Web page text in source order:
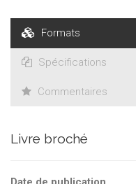
Formats
Spécifications
Commentaires
Livre broché